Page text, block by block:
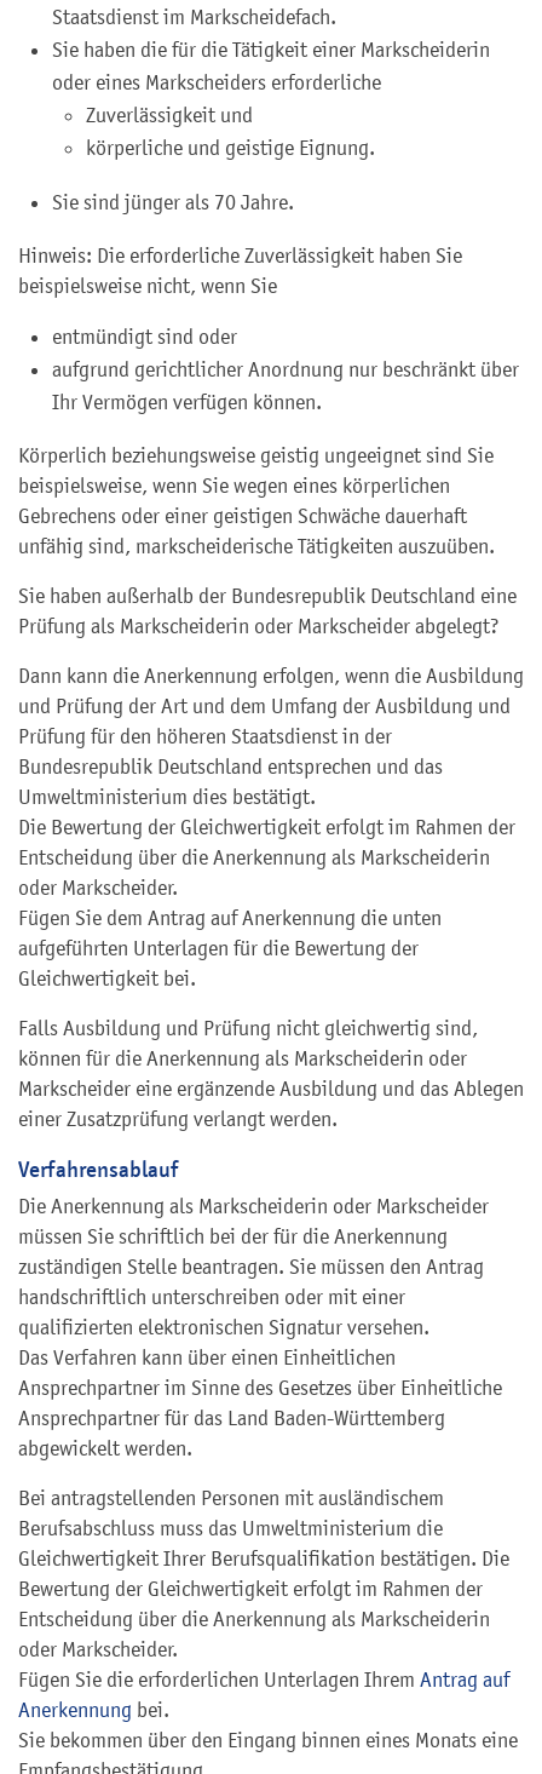
Staatsdienst im Markscheidefach.
Sie haben die für die Tätigkeit einer Markscheiderin
oder eines Markscheiders erforderliche
Zuverlässigkeit und
körperliche und geistige Eignung.
Sie sind jünger als 70 Jahre.
Hinweis: Die erforderliche Zuverlässigkeit haben Sie
beispielsweise nicht, wenn Sie
entmündigt sind oder
aufgrund gerichtlicher Anordnung nur beschränkt über
Ihr Vermögen verfügen können.
Körperlich beziehungsweise geistig ungeeignet sind Sie
beispielsweise, wenn Sie wegen eines körperlichen
Gebrechens oder einer geistigen Schwäche dauerhaft
unfähig sind, markscheiderische Tätigkeiten auszuüben.
Sie haben außerhalb der Bundesrepublik Deutschland eine
Prüfung als Markscheiderin oder Markscheider abgelegt?
Dann kann die Anerkennung erfolgen, wenn die Ausbildung
und Prüfung der Art und dem Umfang der Ausbildung und
Prüfung für den höheren Staatsdienst in der
Bundesrepublik Deutschland entsprechen und das
Umweltministerium dies bestätigt.
Die Bewertung der Gleichwertigkeit erfolgt im Rahmen der
Entscheidung über die Anerkennung als Markscheiderin
oder Markscheider.
Fügen Sie dem Antrag auf Anerkennung die unten
aufgeführten Unterlagen für die Bewertung der
Gleichwertigkeit bei.
Falls Ausbildung und Prüfung nicht gleichwertig sind,
können für die Anerkennung als Markscheiderin oder
Markscheider eine ergänzende Ausbildung und das Ablegen
einer Zusatzprüfung verlangt werden.
Verfahrensablauf
Die Anerkennung als Markscheiderin oder Markscheider
müssen Sie schriftlich bei der für die Anerkennung
zuständigen Stelle beantragen. Sie müssen den Antrag
handschriftlich unterschreiben oder mit einer
qualifizierten elektronischen Signatur versehen.
Das Verfahren kann über einen Einheitlichen
Ansprechpartner im Sinne des Gesetzes über Einheitliche
Ansprechpartner für das Land Baden-Württemberg
abgewickelt werden.
Bei antragstellenden Personen mit ausländischem
Berufsabschluss muss das Umweltministerium die
Gleichwertigkeit Ihrer Berufsqualifikation bestätigen. Die
Bewertung der Gleichwertigkeit erfolgt im Rahmen der
Entscheidung über die Anerkennung als Markscheiderin
oder Markscheider.
Fügen Sie die erforderlichen Unterlagen Ihrem Antrag auf
Anerkennung bei.
Sie bekommen über den Eingang binnen eines Monats eine